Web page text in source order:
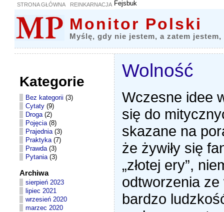
STRONA GŁÓWNA REINKARNACJA Fejsbuk
Monitor Polski
Myślę, gdy nie jestem, a zatem
Kategorie
Bez kategorii (3)
Cytaty (9)
Droga (2)
Pojęcia (8)
Prajednia (3)
Praktyka (7)
Prawda (3)
Pytania (3)
Archiwa
sierpień 2023
lipiec 2021
wrzesień 2020
marzec 2020
Wolność
Wczesne idee
się do
skazane na
że żywiły się
„złotej ery”,
odtworzenia
bardzo